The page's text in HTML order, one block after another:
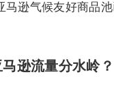
马逊气候友好商品
逊流量分水岭？